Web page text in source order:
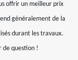
offrir un meilleur prix
généralement de la
durant les travaux.
de question !